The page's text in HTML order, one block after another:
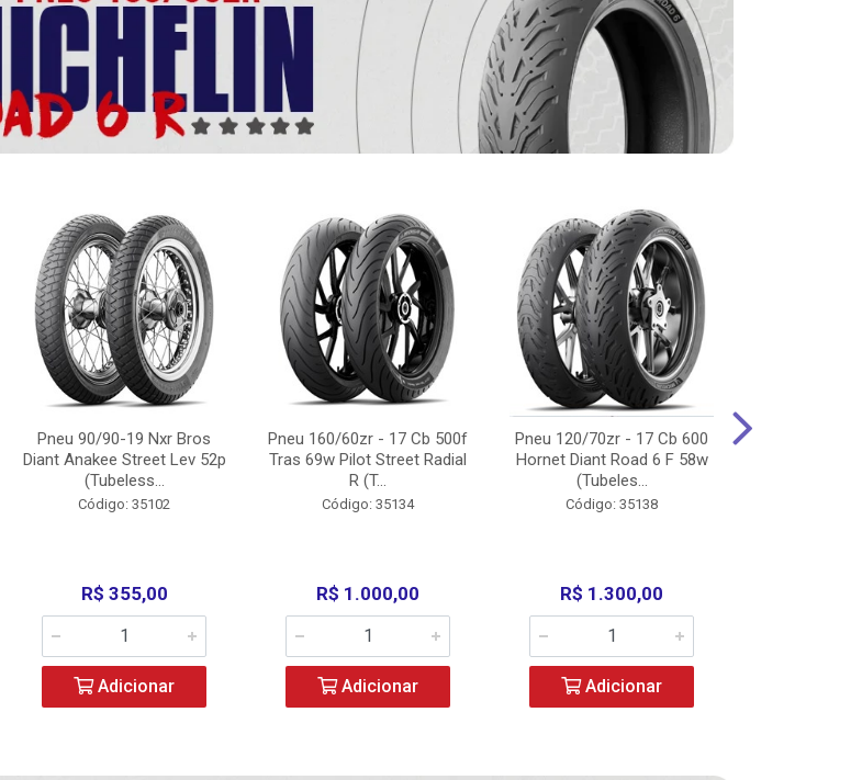
Pneu 90/90-19 Nxr Bros
Diant Anakee Street Lev 52p
(Tubeless...
Código: 35102
R$ 355,00
Adicionar
Pneu 160/60zr - 17 Cb 500f
Tras 69w Pilot Street Radial
R (T...
Código: 35134
R$ 1.000,00
Adicionar
Pneu 120/70zr - 17 Cb 600
Hornet Diant Road 6 F 58w
(Tubeles...
Código: 35138
R$ 1.300,00
Adicionar